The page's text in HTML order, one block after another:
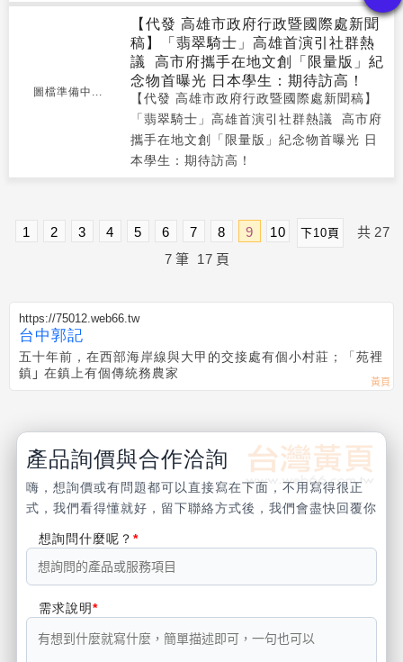
圖檔準備中...
【代發 高雄市政府行政暨國際處新聞
稿】「翡翠騎士」高雄首演引社群熱
議 高市府攜手在地文創「限量版」紀
念物首曝光 日本學生：期待訪高！
【代發 高雄市政府行政暨國際處新聞稿】
「翡翠騎士」高雄首演引社群熱議 高市府
攜手在地文創「限量版」紀念物首曝光 日
本學生：期待訪高！
1 2 3 4 5 6 7 8 9 10 下10頁 共 27
7 筆 17 頁
https://75012.web66.tw
台中郭記
五十年前，在西部海岸線與大甲的交接處有個小村莊；「苑裡
鎮｣ 在鎮上有個傳統務農家
產品詢價與合作洽詢
嗨，想詢價或有問題都可以直接寫在下面，不用寫得很正
式，我們看得懂就好，留下聯絡方式後，我們會盡快回覆你
想詢問什麼呢？
需求說明